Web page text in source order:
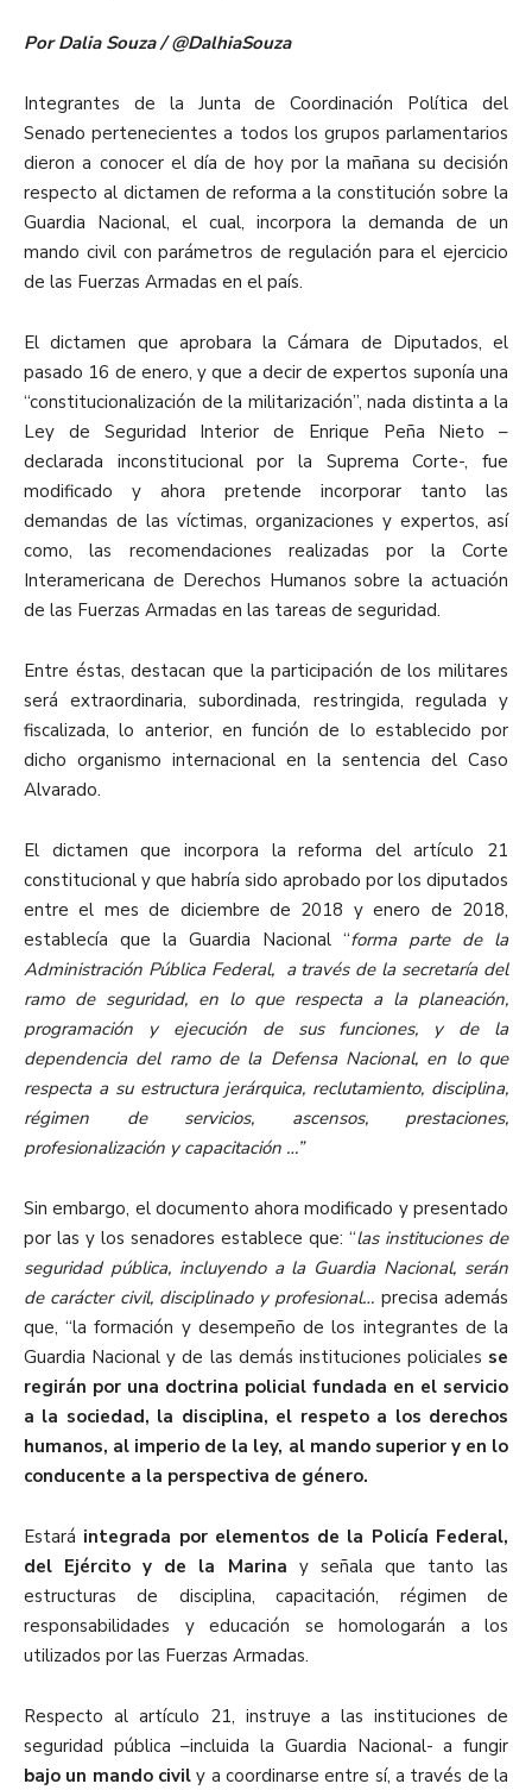
Por Dalia Souza / @DalhiaSouza
Integrantes de la Junta de Coordinación Política del
Senado pertenecientes a todos los grupos parlamentarios
dieron a conocer el día de hoy por la mañana su decisión
respecto al dictamen de reforma a la constitución sobre la
Guardia Nacional, el cual, incorpora la demanda de un
mando civil con parámetros de regulación para el ejercicio
de las Fuerzas Armadas en el país.
El dictamen que aprobara la Cámara de Diputados, el
pasado 16 de enero, y que a decir de expertos suponía una
“constitucionalización de la militarización”, nada distinta a la
Ley de Seguridad Interior de Enrique Peña Nieto –
declarada inconstitucional por la Suprema Corte-, fue
modificado y ahora pretende incorporar tanto las
demandas de las víctimas, organizaciones y expertos, así
como, las recomendaciones realizadas por la Corte
Interamericana de Derechos Humanos sobre la actuación
de las Fuerzas Armadas en las tareas de seguridad.
Entre éstas, destacan que la participación de los militares
será extraordinaria, subordinada, restringida, regulada y
fiscalizada, lo anterior, en función de lo establecido por
dicho organismo internacional en la sentencia del Caso
Alvarado.
El dictamen que incorpora la reforma del artículo 21
constitucional y que habría sido aprobado por los diputados
entre el mes de diciembre de 2018 y enero de 2018,
establecía que la Guardia Nacional “forma parte de la
Administración Pública Federal, a través de la secretaría del
ramo de seguridad, en lo que respecta a la planeación,
programación y ejecución de sus funciones, y de la
dependencia del ramo de la Defensa Nacional, en lo que
respecta a su estructura jerárquica, reclutamiento, disciplina,
régimen de servicios, ascensos, prestaciones,
profesionalización y capacitación …”
Sin embargo, el documento ahora modificado y presentado
por las y los senadores establece que: “las instituciones de
seguridad pública, incluyendo a la Guardia Nacional, serán
de carácter civil, disciplinado y profesional… precisa además
que, “la formación y desempeño de los integrantes de la
Guardia Nacional y de las demás instituciones policiales se
regirán por una doctrina policial fundada en el servicio
a la sociedad, la disciplina, el respeto a los derechos
humanos, al imperio de la ley, al mando superior y en lo
conducente a la perspectiva de género.
Estará integrada por elementos de la Policía Federal,
del Ejército y de la Marina y señala que tanto las
estructuras de disciplina, capacitación, régimen de
responsabilidades y educación se homologarán a los
utilizados por las Fuerzas Armadas.
Respecto al artículo 21, instruye a las instituciones de
seguridad pública –incluida la Guardia Nacional- a fungir
bajo un mando civil y a coordinarse entre sí, a través de la